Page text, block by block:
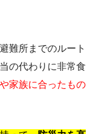
難所までのルート
の代わりに非常食
家族に合ったもの